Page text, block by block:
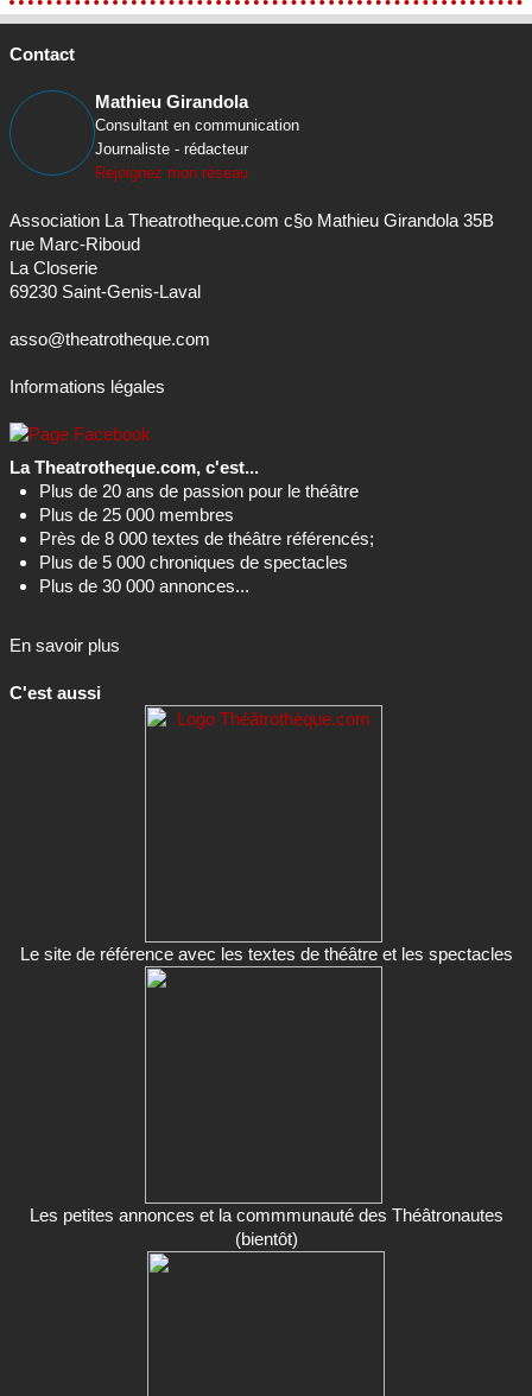
Contact
Mathieu Girandola
Consultant en communication
Journaliste - rédacteur
Rejoignez mon réseau
Association La Theatrotheque.com c§o Mathieu Girandola 35B
rue Marc-Riboud
La Closerie
69230 Saint-Genis-Laval
asso@theatrotheque.com
Informations légales
La Theatrotheque.com, c'est...
Plus de 20 ans de passion pour le théâtre
Plus de 25 000 membres
Près de 8 000 textes de théâtre référencés;
Plus de 5 000 chroniques de spectacles
Plus de 30 000 annonces...
En savoir plus
C'est aussi
Le site de référence avec les textes de théâtre et les spectacles
Les petites annonces et la commmunauté des Théâtronautes
(bientôt)